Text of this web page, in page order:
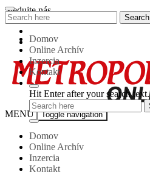
Skip
to
content
Sledujte nás
Metropola-
MENU Toggle navigation
Domov
Online Archív
Inzercia
Kontakt
Search
for:
Search
Domov
Online Archív
Inzercia
Kontakt
Hit Enter after your search text.